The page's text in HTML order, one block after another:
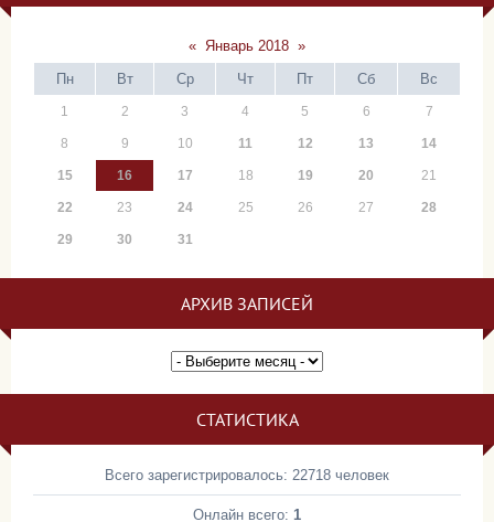
« Январь 2018 »
Пн
Вт Ср Чт Пт Сб Вс
1 2 3 4 5 6 7
8 9 10 11 12 13 14
15 16 17 18 19 20 21
22 23 24 25 26 27 28
29 30 31
АРХИВ ЗАПИСЕЙ
СТАТИСТИКА
Всего зарегистрировалось: 22718 человек
Онлайн всего: 1